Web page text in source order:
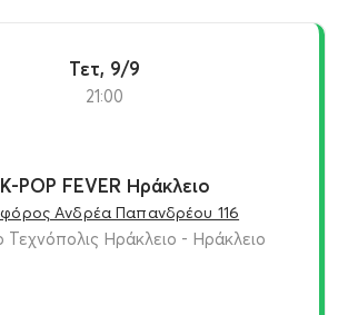
Τετ, 9/9
21:00
K-POP FEVER Ηράκλειο
Ανδρέα Παπανδρέου 116
Ηράκλειο - Ηράκλειο